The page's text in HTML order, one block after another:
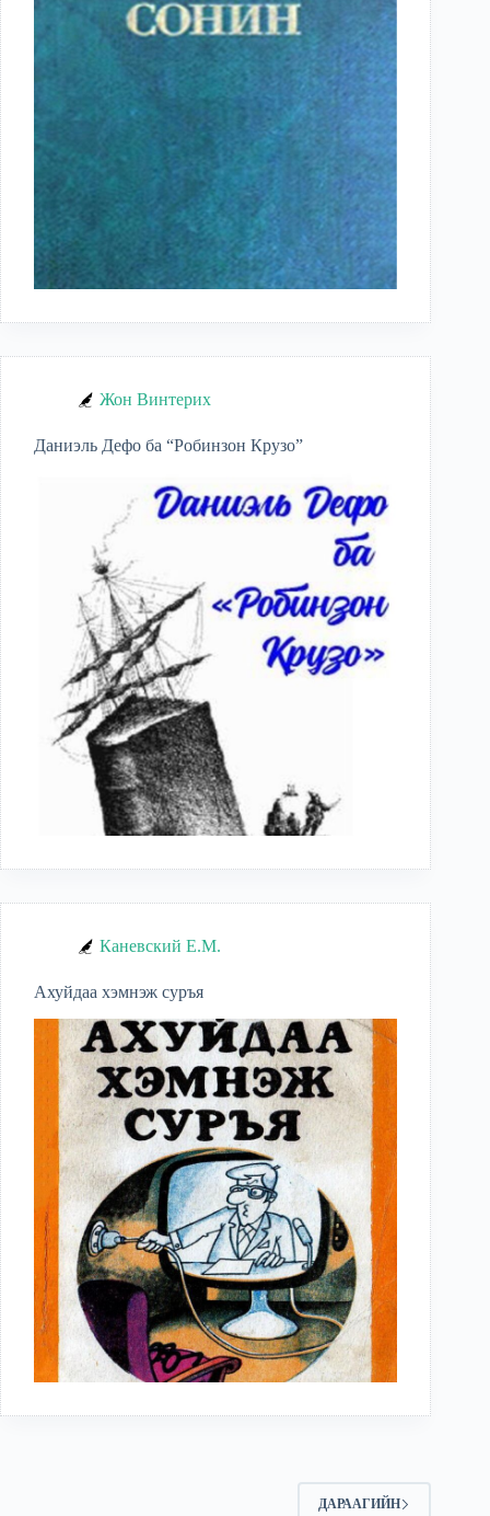
Жон Винтерих
Даниэль Дефо ба “Робинзон Крузо”
Каневский Е.М.
Ахуйдаа хэмнэж суръя
ДАРААГИЙН